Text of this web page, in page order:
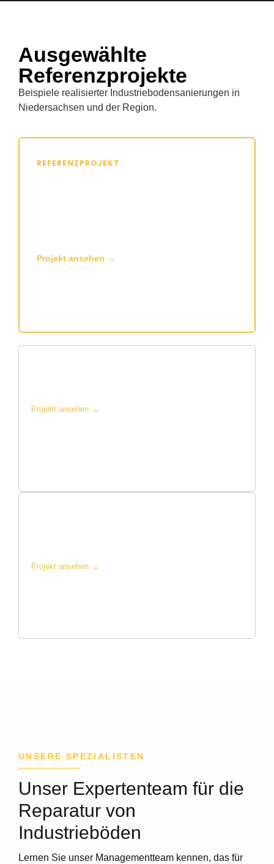
Ausgewählte
Referenzprojekte
Beispiele realisierter Industriebodensanierungen in
Niedersachsen und der Region.
REFERENZPROJEKT
Projekt ansehen →
Projekt ansehen →
Projekt ansehen →
UNSERE SPEZIALISTEN
Unser Expertenteam für die
Reparatur von
Industrieböden
Lernen Sie unser Managementteam kennen, das für